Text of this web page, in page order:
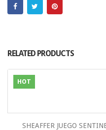
RELATED PRODUCTS
HOT
SHEAFFER JUEGO